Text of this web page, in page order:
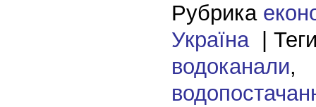
Рубрика
Україна|
водоканали,